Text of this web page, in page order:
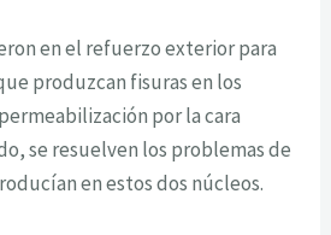
en el refuerzo exterior para
produzcan fisuras en los
por la cara
se resuelven los problemas de
en estos dos núcleos.